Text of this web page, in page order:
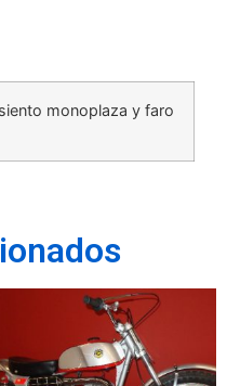
monoplaza y faro